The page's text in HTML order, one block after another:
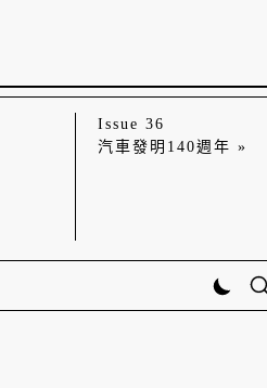
Issue 36
汽車發明140週年 »